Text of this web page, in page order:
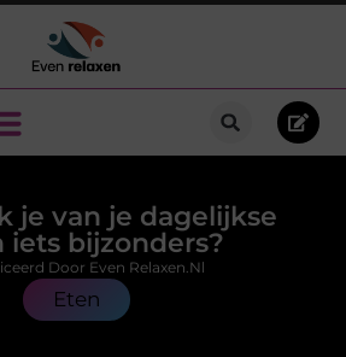
je van je dagelijkse
iets bijzonders?
Eten
Door Even Relaxen.nl